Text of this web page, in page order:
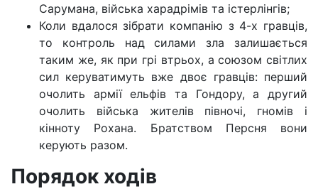
Сарумана, війська харадрімів та істерлінгів;
Коли вдалося зібрати компанію з 4-х гравців,
то контроль над силами зла залишається
таким же, як при грі втрьох, а союзом світлих
сил керуватимуть вже двоє гравців: перший
очолить армії ельфів та Гондору, а другий
очолить війська жителів півночі, гномів і
кінноту Рохана. Братством Персня вони
керують разом.
Порядок ходів